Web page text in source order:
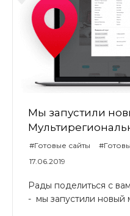
Мы запустили
#Готовые сайты
17.06.2019
Рады поделиться с
- мы запустили новый